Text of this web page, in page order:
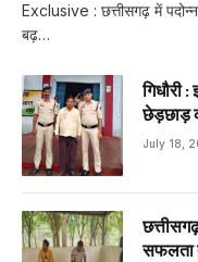
Exclusive : छत्तीसगढ़ में
बढ़…
गिधौरी
छेड़छाड़
July 18,
सफलता